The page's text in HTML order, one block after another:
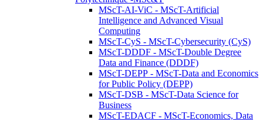
MScT-AI-ViC - MScT-Artificial
Intelligence and Advanced Visual
Computing
MScT-CyS - MScT-Cybersecurity (CyS)
MScT-DDDF - MScT-Double Degree
Data and Finance (DDDF)
MScT-DEPP - MScT-Data and Economics
for Public Policy (DEPP)
MScT-DSB - MScT-Data Science for
Business
MScT-EDACF - MScT-Economics, Data